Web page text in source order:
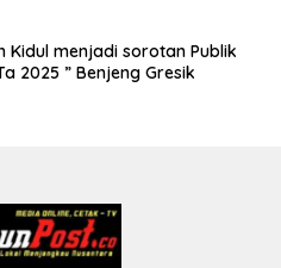
Kidul menjadi sorotan Publik
2025 ” Benjeng Gresik